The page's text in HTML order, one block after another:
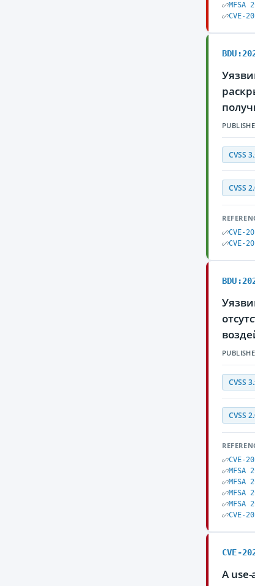
MFSA
CVE-
CVSS
CVSS
CVE-
CVE-
CVSS
CVSS
CVE-
MFSA
MFSA
MFSA
MFSA
CVE-
CVE-
A